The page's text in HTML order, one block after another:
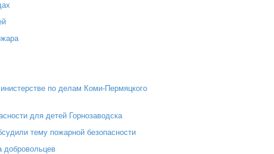
по делам Коми-Пермяцкого
для детей Горнозаводска
тему пожарной безопасности
добровольцев